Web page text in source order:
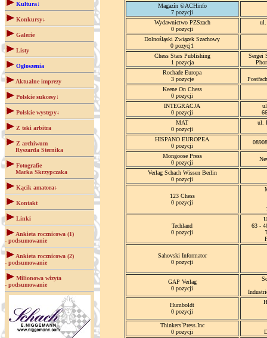
Kultura↓
Konkursy↓
Galerie
Listy
Ogłoszenia
Aktualne imprezy
Polskie sukcesy↓
Polskie występy↓
Z teki arbitra
Z archiwum
Ryszarda Sternika
Fotografie
Marka Skrzypczaka
Kącik amatora↓
Kontakt
Linki
Ankieta rocznicowa (1)
- podsumowanie
Ankieta rocznicowa (2)
- podsumowanie
Milionowa wizyta
- podsumowanie
Magazín ©ACHinfo
7 pozycji
Wydawnictwo PZSzach
0 pozycji
ul.
Dolnośląski Związek Szachowy
0 pozycj1
Chess Stars Publishing
1 pozycja
Sergei
Rochade Europa
3 pozycje
Keene On Chess
0 pozycji
INTEGRACJA
0 pozycji
MAT
0 pozycji
ul.
HISPANO EUROPEA
0 pozycji
Mongoose Press
0 pozycji
Verlag Schach Wissen Berlin
0 pozycji
123 Chess
0 pozycji
Techland
0 pozycji
63 -
Sahovski Informator
0 pozycji
GAP Verlag
0 pozycji
Humboldt
0 pozycji
Thinkers`Press.Inc
0 pozycji